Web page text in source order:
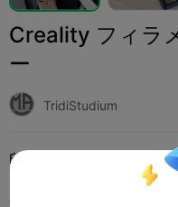
Creality フィラ
ー
TridiStudium
印刷設定 (2)